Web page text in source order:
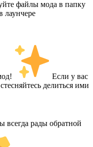
файлы мода в папку
лаунчере
Если у вас
делиться ими
всегда рады обратной